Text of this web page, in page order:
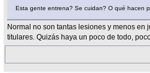
Esta gente entrena? Se cuidan? O qué hacen
Normal no son tantas lesiones y menos en
titulares. Quizás haya un poco de todo,